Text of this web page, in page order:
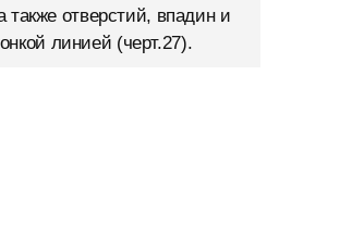
отверстий, впадин и
линией (черт.27).